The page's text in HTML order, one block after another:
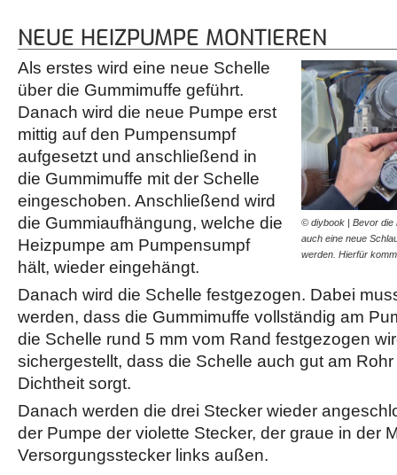
NEUE HEIZPUMPE MONTIEREN
© diybook | Bevor die
auch eine neue
werden. Hierfür
Als erstes wird eine neue Schelle
über die Gummimuffe geführt.
Danach wird die neue Pumpe erst
mittig auf den Pumpensumpf
aufgesetzt und anschließend in
die Gummimuffe mit der Schelle
eingeschoben. Anschließend wird
die Gummiaufhängung, welche die
Heizpumpe am Pumpensumpf
hält, wieder eingehängt.
Danach wird die Schelle festgezogen. Dabei
werden, dass die Gummimuffe vollständig am
die Schelle rund 5 mm vom Rand festgezogen
sichergestellt, dass die Schelle auch gut am
Dichtheit sorgt.
Danach werden die drei Stecker wieder
der Pumpe der violette Stecker, der graue in der
Versorgungsstecker links außen.